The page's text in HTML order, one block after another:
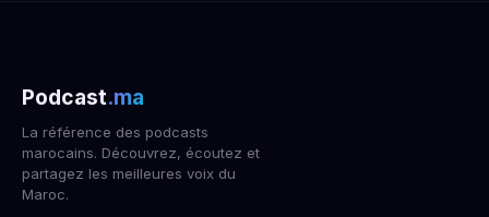
Podcast.ma
La référence des podcasts
marocains. Découvrez, écoutez et
partagez les meilleures voix du
Maroc.